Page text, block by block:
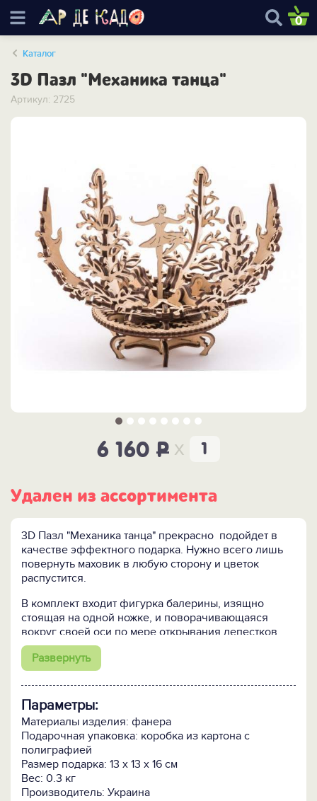
0
Каталог
3D Пазл "Механика танца"
Артикул: 2725
6 160 P x
Удален из ассортимента
3D Пазл "Механика танца" прекрасно подойдет в
качестве эффектного подарка. Нужно всего лишь
повернуть маховик в любую сторону и цветок
распустится.
В комплект входит фигурка балерины, изящно
стоящая на одной ножке, и поворачивающаяся
вокруг своей оси по мере открывания лепестков.
Данная модель состоит из 101 детали..
Время сборки 2-3 часа.
Развернуть
Параметры:
Материалы изделия: фанера
Подарочная упаковка: коробка из картона с
полиграфией
Размер подарка: 13 х 13 х 16 см
Вес: 0.3 кг
Производитель: Украина